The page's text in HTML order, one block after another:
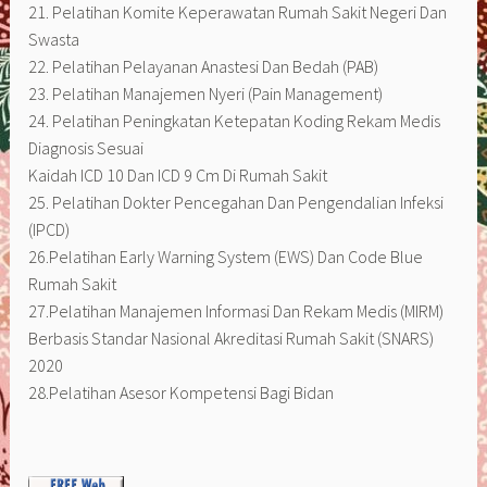
21. Pelatihan Komite Keperawatan Rumah Sakit Negeri Dan
Swasta
22. Pelatihan Pelayanan Anastesi Dan Bedah (PAB)
23. Pelatihan Manajemen Nyeri (Pain Management)
24. Pelatihan Peningkatan Ketepatan Koding Rekam Medis
Diagnosis Sesuai
Kaidah ICD 10 Dan ICD 9 Cm Di Rumah Sakit
25. Pelatihan Dokter Pencegahan Dan Pengendalian Infeksi
(IPCD)
26.Pelatihan Early Warning System (EWS) Dan Code Blue
Rumah Sakit
27.Pelatihan Manajemen Informasi Dan Rekam Medis (MIRM)
Berbasis Standar Nasional Akreditasi Rumah Sakit (SNARS)
2020
28.Pelatihan Asesor Kompetensi Bagi Bidan